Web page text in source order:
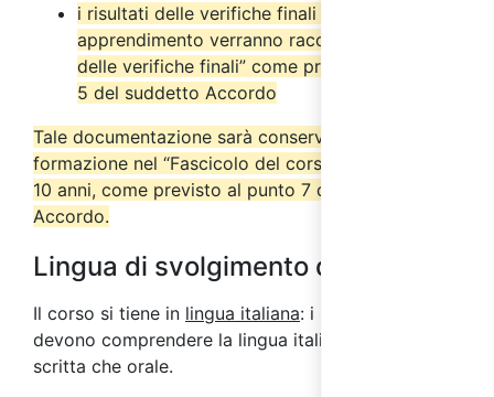
i risultati delle verifiche finali di
apprendimento verranno raccolti nel “Verbale
delle verifiche finali” come previsto dal punto
5 del suddetto Accordo
Tale documentazione sarà conservata dall’ente di
formazione nel “Fascicolo del corso” per almeno
10 anni, come previsto al punto 7 del suddetto
Accordo.
Lingua di svolgimento del corso
Il corso si tiene in lingua italiana: i partecipanti
devono comprendere la lingua italiana sia in forma
scritta che orale.